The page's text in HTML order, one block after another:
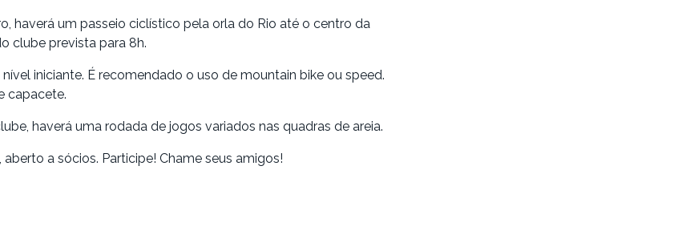
haverá um passeio ciclístico pela orla do Rio até o centro da
clube prevista para 8h.
nível iniciante. É recomendado o uso de mountain bike ou speed.
capacete.
haverá uma rodada de jogos variados nas quadras de areia.
a sócios. Participe! Chame seus amigos!